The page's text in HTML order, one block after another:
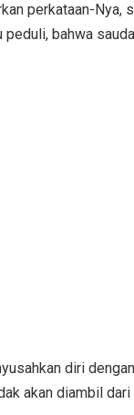
perkataan-
bahwa
diri
akan diambil dari